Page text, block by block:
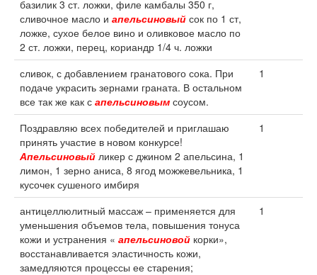
базилик 3 ст. ложки, филе камбалы 350 г,
сливочное масло и апельсиновый сок по 1 ст,
ложке, сухое белое вино и оливковое масло по
2 ст. ложки, перец, кориандр 1/4 ч. ложки
сливок, с добавлением гранатового сока. При
подаче украсить зернами граната. В остальном
все так же как с апельсиновым соусом.
1
Поздравляю всех победителей и приглашаю
принять участие в новом конкурсе!
Апельсиновый ликер с джином 2 апельсина, 1
лимон, 1 зерно аниса, 8 ягод можжевельника, 1
кусочек сушеного имбиря
1
антицеллюлитный массаж – применяется для
уменьшения объемов тела, повышения тонуса
кожи и устранения « апельсиновой корки»,
восстанавливается эластичность кожи,
замедляются процессы ее старения;
1